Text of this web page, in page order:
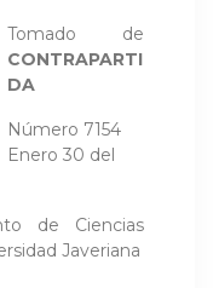
Tomado de
CONTRAPARTI
DA
Número 7154
Enero 30 del
de Ciencias
Javeriana